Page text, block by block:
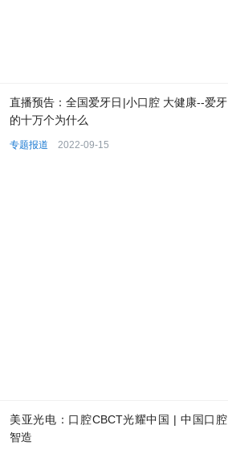
直播预告：全国爱牙日|小口腔 大健康--爱牙
的十万个为什么
专题报道 2022-09-15
美亚光电：口腔CBCT光耀中国 | 中国口腔
智造